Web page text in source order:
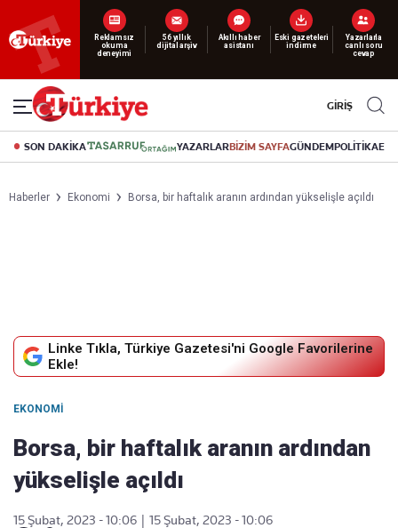
Yeni nesil dijital
abonelik 19 TL’den başlayan fiyatlarla.
GİRİŞ
SON DAKİKA YAZARLARBİZİM SAYFAGÜNDEMPOLİTİKA
Haberler Ekonomi Borsa, bir haftalık aranın ardından yükselişle açıldı
Linke Tıkla, Türkiye Gazetesi'ni Google Favorilerine
Ekle!
EKONOMI
Borsa, bir haftalık aranın ardından
yükselişle açıldı
15 Şubat, 2023 - 10:06
15 Şubat, 2023 - 10:06